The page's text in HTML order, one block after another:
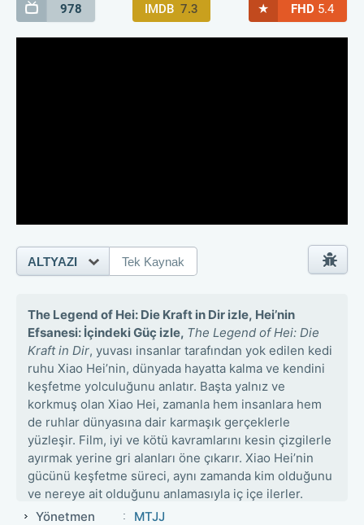
978 IMDB 7.3 ★ FHD 5.4
The Legend of Hei: Die Kraft in Dir izle, Hei’nin
Efsanesi: İçindeki Güç izle, The Legend of Hei: Die
Kraft in Dir, yuvası insanlar tarafından yok edilen kedi
ruhu Xiao Hei’nin, dünyada hayatta kalma ve kendini
keşfetme yolculuğunu anlatır. Başta yalnız ve
korkmuş olan Xiao Hei, zamanla hem insanlara hem
de ruhlar dünyasına dair karmaşık gerçeklerle
yüzleşir. Film, iyi ve kötü kavramlarını kesin çizgilerle
ayırmak yerine gri alanları öne çıkarır. Xiao Hei’nin
gücünü keşfetme süreci, aynı zamanda kim olduğunu
ve nereye ait olduğunu anlamasıyla iç içe ilerler.
Yönetmen
MTJJ
ALTYAZI Tek Kaynak